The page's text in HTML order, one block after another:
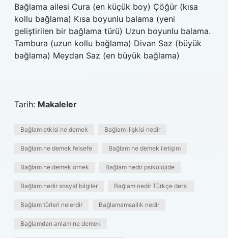
Bağlama ailesi Cura (en küçük boy) Çöğür (kısa
kollu bağlama) Kısa boyunlu balama (yeni
geliştirilen bir bağlama türü) Uzun boyunlu balama.
Tambura (uzun kollu bağlama) Divan Saz (büyük
bağlama) Meydan Saz (en büyük bağlama)
Tarih: Makaleler
Bağlam etkisi ne demek Bağlam ilişkisi nedir
Bağlam ne demek felsefe Bağlam ne demek iletişim
Bağlam ne demek örnek Bağlam nedir psikolojide
Bağlam nedir sosyal bilgiler Bağlam nedir Türkçe dersi
Bağlam türleri nelerdir Bağlamamsallık nedir
Bağlamdan anlam ne demek